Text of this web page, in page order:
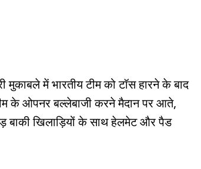
में भारतीय टीम को टॉस हारने के बाद
के ओपनर बल्लेबाजी करने मैदान पर आते,
बाकी खिलाड़ियों के साथ हेलमेट और पैड